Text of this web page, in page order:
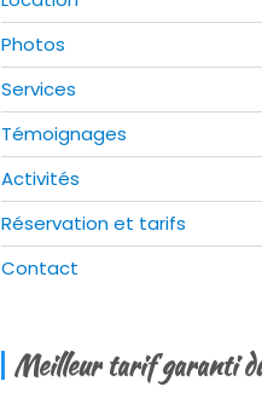
Photos
Services
Témoignages
Activités
Réservation et tarifs
Contact
Meilleur tarif garanti